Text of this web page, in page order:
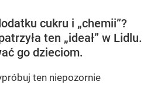
cukru i „chemii”?
ten „ideał” w Lidlu.
go dzieciom.
ten niepozornie